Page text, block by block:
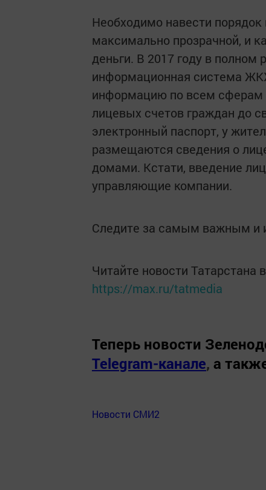
Необходимо навести
максимально прозрачной, и
деньги. В 2017 году в полном
информационная система
информацию по всем сферам
лицевых счетов граждан до
электронный паспорт, у
размещаются сведения о
домами. Кстати, введение
управляющие компании.
Следите за самым важным и
Читайте новости
https://max.ru/tatmedia
Теперь новости
Telegram-канале, а
Новости СМИ2